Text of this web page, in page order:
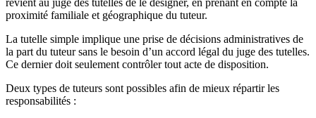
revient au juge des tutelles de le désigner, en prenant en compte la
proximité familiale et géographique du tuteur.
La tutelle simple implique une prise de décisions administratives de
la part du tuteur sans le besoin d’un accord légal du juge des tutelles.
Ce dernier doit seulement contrôler tout acte de disposition.
Deux types de tuteurs sont possibles afin de mieux répartir les
responsabilités :